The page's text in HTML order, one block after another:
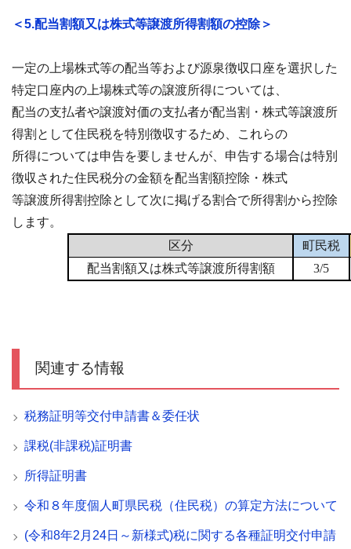
＜5.配当割額又は株式等譲渡所得割額の控除＞
一定の上場株式等の配当等および源泉徴収口座を選択した
特定口座内の上場株式等の譲渡所得については、
配当の支払者や譲渡対価の支払者が配当割・株式等譲渡所
得割として住民税を特別徴収するため、これらの
所得については申告を要しませんが、申告する場合は特別
徴収された住民税分の金額を配当割額控除・株式
等譲渡所得割控除として次に掲げる割合で所得割から控除
します。
区分
町民税
配当割額又は株式等譲渡所得割額
3/5
関連する情報
税務証明等交付申請書＆委任状
課税(非課税)証明書
所得証明書
令和８年度個人町県民税（住民税）の算定方法について
(令和8年2月24日～新様式)税に関する各種証明交付申請